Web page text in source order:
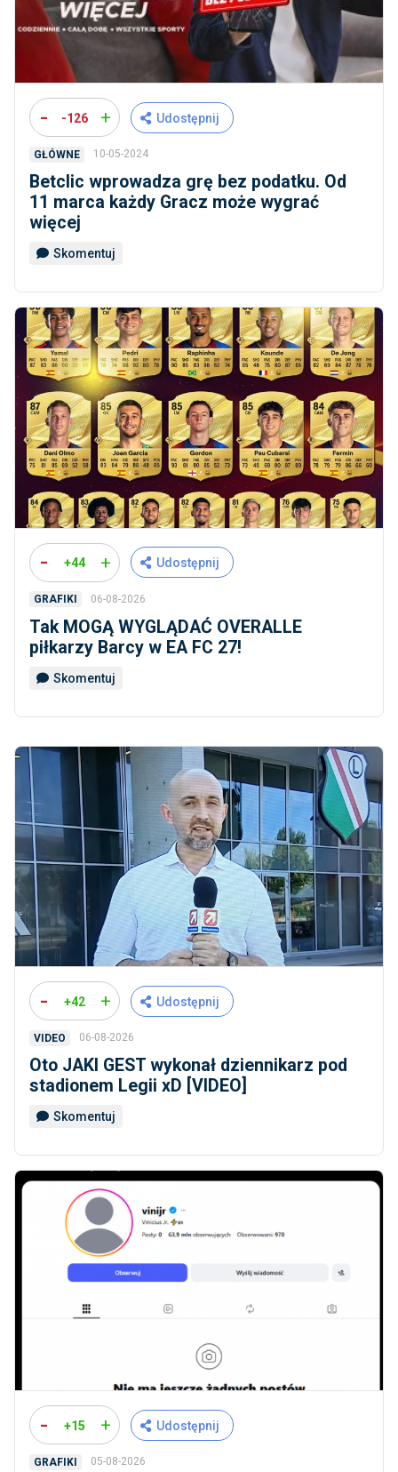
- -126 + Udostępnij
GŁÓWNE 10-05-2024
Betclic wprowadza grę bez podatku. Od
11 marca każdy Gracz może wygrać
więcej
Skomentuj
- +44 + Udostępnij
GRAFIKI 06-08-2026
Tak MOGĄ WYGLĄDAĆ OVERALLE
piłkarzy Barcy w EA FC 27!
Skomentuj
- +42 + Udostępnij
VIDEO 06-08-2026
Oto JAKI GEST wykonał dziennikarz pod
stadionem Legii xD [VIDEO]
Skomentuj
- +15 + Udostępnij
GRAFIKI 05-08-2026